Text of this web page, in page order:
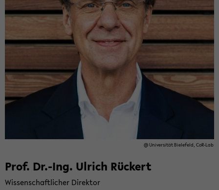
@ Uni­ver­si­tät Bie­le­feld, CoR-​Lab
Prof. Dr.-Ing. Ul­rich Rück­ert
Wis­sen­schaft­li­cher Di­rek­tor